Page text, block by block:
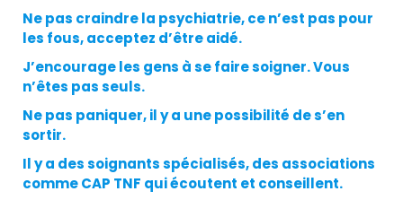
Ne pas craindre la psychiatrie, ce n’est pas pour
les fous, acceptez d’être aidé.
J’encourage les gens à se faire soigner. Vous
n’êtes pas seuls.
Ne pas paniquer, il y a une possibilité de s’en
sortir.
Il y a des soignants spécialisés, des associations
comme CAP TNF qui écoutent et conseillent.